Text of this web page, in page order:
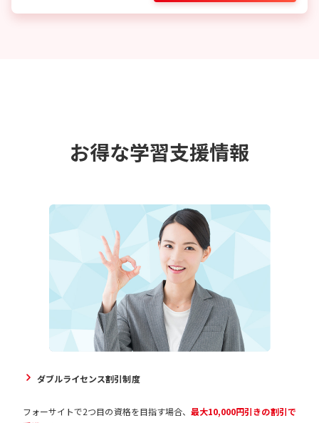
お得な学習支援情報
ダブルライセンス割引制度
フォーサイトで2つ目の資格を目指す場合、 最大10,000円引きの割引で